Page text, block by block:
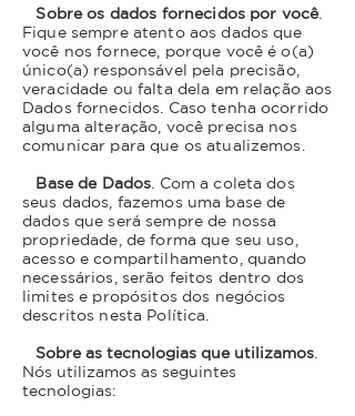
Sobre os dados fornecidos por você.
Fique sempre atento aos dados que
você nos fornece, porque você é o(a)
único(a) responsável pela precisão,
veracidade ou falta dela em relação aos
Dados fornecidos. Caso tenha ocorrido
alguma alteração, você precisa nos
comunicar para que os atualizemos.
Base de Dados . Com a coleta dos
seus dados, fazemos uma base de
dados que será sempre de nossa
propriedade, de forma que seu uso,
acesso e compartilhamento, quando
necessários, serão feitos dentro dos
limites e propósitos dos negócios
descritos nesta Política.
Sobre as tecnologias que utilizamos
Nós utilizamos as seguintes
tecnologias: